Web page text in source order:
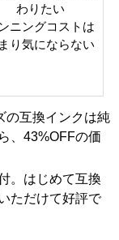
わりたい
ニングコストは
り気にならない
の互換インクは純
、43%OFFの価
。はじめて互換
ただけて好評で